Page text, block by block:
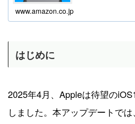
www.amazon.co.jp
はじめに
2025年4月、Appleは待望の
しました。本アップデートで